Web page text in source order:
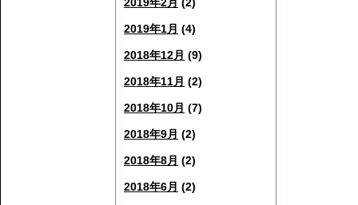
2019年2月 (2)
2019年1月 (4)
2018年12月 (9)
2018年11月 (2)
2018年10月 (7)
2018年9月 (2)
2018年8月 (2)
2018年6月 (2)